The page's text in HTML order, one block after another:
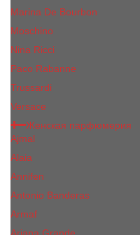
Marina De Bourbon
Moschino
Nina Ricci
Paco Rabanne
Trussardi
Versace
Женская парфюмерия
Ajmal
Alaia
Annifen
Antonio Banderas
Armaf